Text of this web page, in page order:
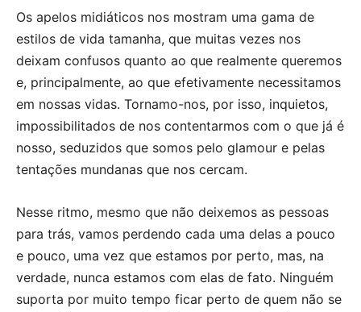
Os apelos midiáticos nos mostram uma gama de
estilos de vida tamanha, que muitas vezes nos
deixam confusos quanto ao que realmente queremos
e, principalmente, ao que efetivamente necessitamos
em nossas vidas. Tornamo-nos, por isso, inquietos,
impossibilitados de nos contentarmos com o que já é
nosso, seduzidos que somos pelo glamour e pelas
tentações mundanas que nos cercam.
Nesse ritmo, mesmo que não deixemos as pessoas
para trás, vamos perdendo cada uma delas a pouco
e pouco, uma vez que estamos por perto, mas, na
verdade, nunca estamos com elas de fato. Ninguém
suporta por muito tempo ficar perto de quem não se